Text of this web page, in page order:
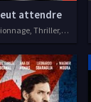
attendre
Action, Espionnage, Thriller, 2020